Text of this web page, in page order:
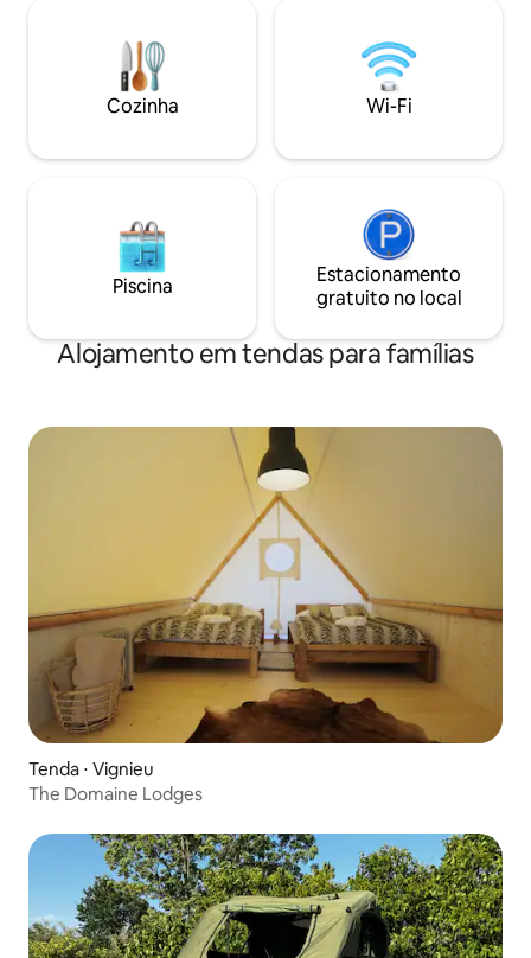
encontrará uma confortável cama de
140x190, com lençóis fornecidos Terraço
com vista de 180° para a natureza, área
de jantar Piscina aquecida de 4,5 x 12 m,
aberta e coberta
cozinhar,
indução,
mini piscina
Cozinha Wi-Fi
Piscina
Estacionamento
gratuito no local
Alojamento em tendas para famílias
Tenda ⋅ Vignieu
The Domaine Lodges